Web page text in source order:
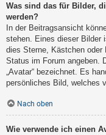
Was sind das für Bilder,
werden?
In der Beitragsansicht
stehen. Eines dieser Bilder
dies Sterne, Kästchen oder
Status im Forum angeben.
„Avatar“ bezeichnet. Es
persönliches Bild, welches
Nach oben
Wie verwende ich einen